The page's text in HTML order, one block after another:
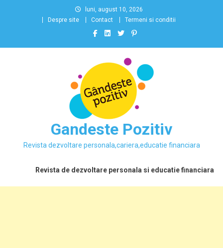
luni, august 10, 2026
Despre site
Contact Termeni si conditii
Gandeste Pozitiv
Revista dezvoltare personala,cariera,educatie financiara
Revista de dezvoltare personala si educatie financiara